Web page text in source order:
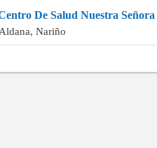
De Salud Nuestra
Aldana, Nariño